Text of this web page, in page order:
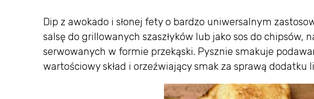
Dip z awokado i słonej fety o bardzo uniwersalnym
salsę do grillowanych szaszłyków lub jako sos do chipsów,
serwowanych w formie przekąski. Pysznie smakuje
wartościowy skład i orzeźwiający smak za sprawą dodatku